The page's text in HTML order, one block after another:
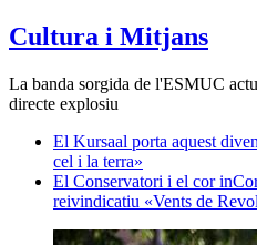
Cultura i Mitjans
La banda sorgida de l'ESMUC
directe explosiu
El Kursaal porta aquest
cel i la terra»
El Conservatori i el cor
reivindicatiu «Vents de